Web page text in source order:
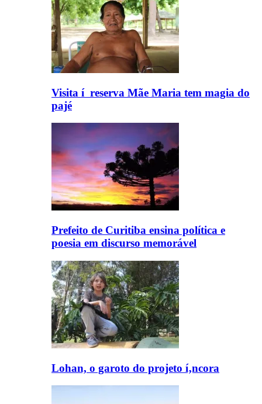
Visita í reserva Mãe Maria tem magia do
pajé
Prefeito de Curitiba ensina polí­tica e
poesia em discurso memorável
Lohan, o garoto do projeto í‚ncora